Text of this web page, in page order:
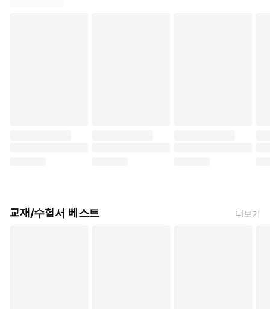
‘읽으면 저절로 외워지는 기적의 학습법’이라 불리는 ‘한자 3박자
교재/수험서 베스트 더보기